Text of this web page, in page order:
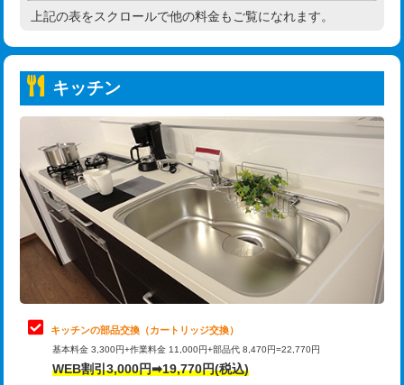
持込商品取付（温水洗浄便座） 22,000円
持込商品取付（普通便座⇔温水洗浄便
22,000円
給水管工事※（ホール加工)
給水管工事※（バンド止め) 3,300円
給水管工事※（支持金具設置) 5,500円
給水管工事※（保温材使用（バンド止
め込み）)
5,500円
給水管工事※（土の掘削・埋め戻し作
11,000円
給水管工事※（塩ビ管（VP・HI）使
用/3ｍまで)
給水管工事※（塩ビ管（VP・HI）使
高度高圧洗浄換 現地調査
トーラー機使用/3mまで
追加トーラー機使用/3m超え +3,300円
カメラ調査 33,000円
桝清掃 8,800円
止水・漏水調査・防水処理・清掃・修
理・調整・分解・加工など（軽作業）
11,000円
止水・漏水調査・防水処理・清掃・修
理・調整・分解・加工など（中作業）
22,000円
止水・漏水調査・防水処理・清掃・修
理・調整・分解・加工など（重作業）
33,000円
上記の表をスクロールで他の料金もご覧になれます。
キッチン
キッチンの部品交換（カートリッジ交換）
基本料金 3,300円+作業料金 11,000円+部品代 8,470円=22,770円
WEB割引3,000円➡19,770円(税込)